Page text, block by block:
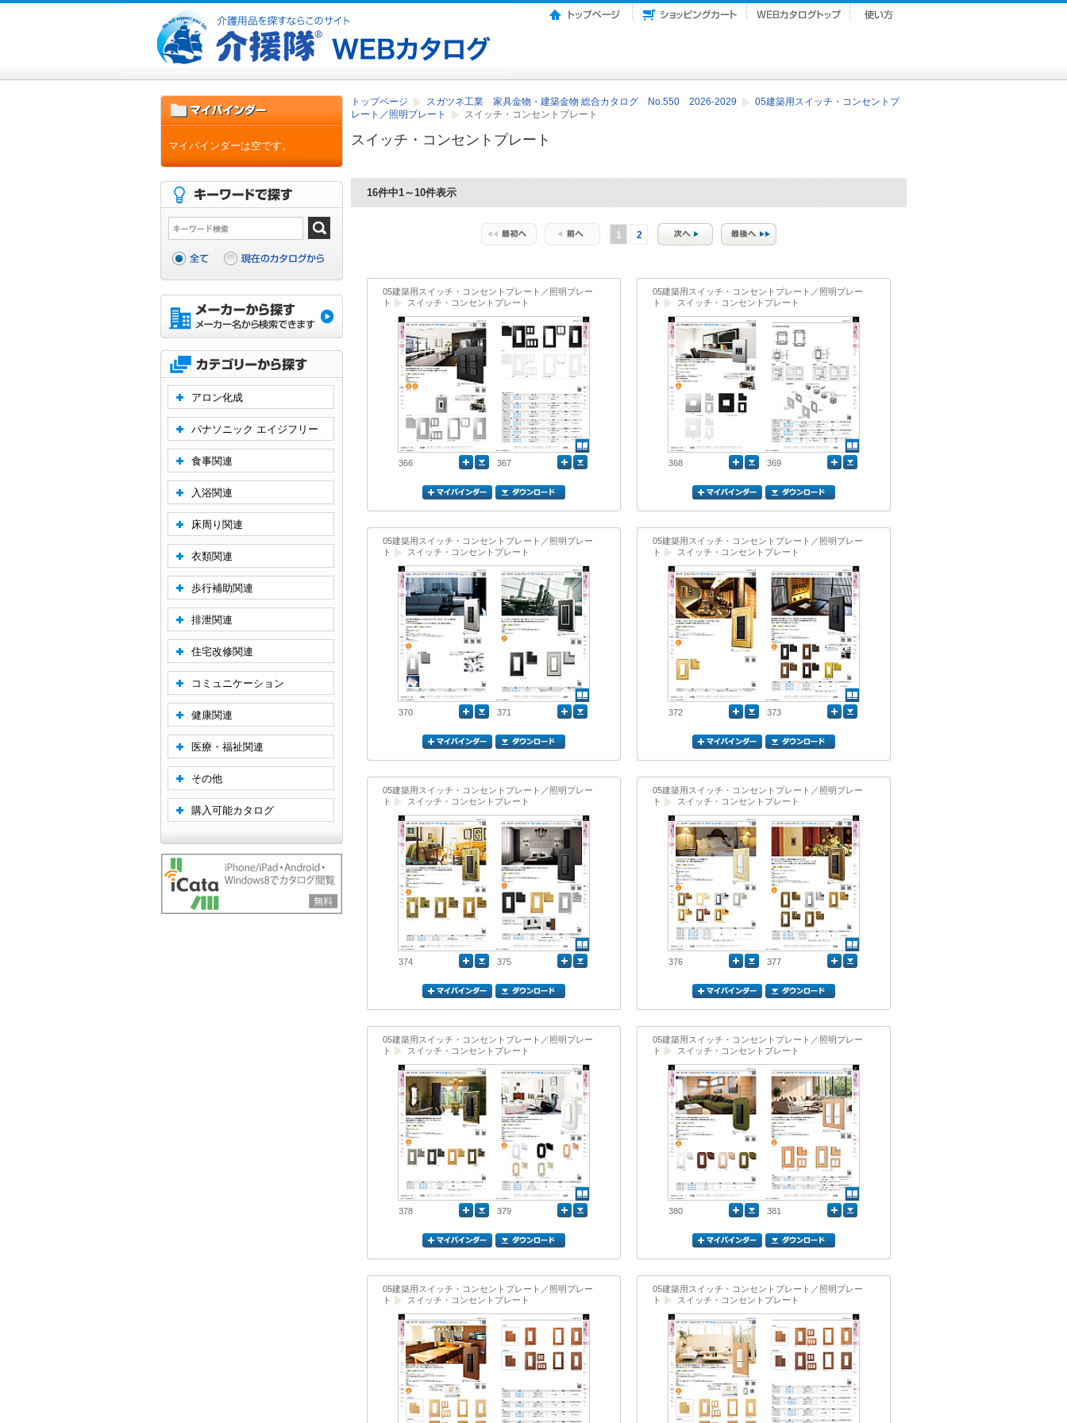
トップページ スガツネ工業 家具金物・建築金物 総合カタログ No.550 2026-2029
05建築用スイッチ・コンセントプ
レート／照明プレート
スイッチ・コンセントプレート
スイッチ・コンセントプレート
16件中1～10件表示
1 2
05建築用スイッチ・コンセントプレート／照明プレー
ト
スイッチ・コンセントプレート
366 367
05建築用スイッチ・コンセントプレート／照明プレー
ト
スイッチ・コンセントプレート
368 369
05建築用スイッチ・コンセントプレート／照明プレー
ト
スイッチ・コンセントプレート
370 371
05建築用スイッチ・コンセントプレート／照明プレー
ト
スイッチ・コンセントプレート
372 373
05建築用スイッチ・コンセントプレート／照明プレー
ト
スイッチ・コンセントプレート
374 375
05建築用スイッチ・コンセントプレート／照明プレー
ト
スイッチ・コンセントプレート
376 377
05建築用スイッチ・コンセントプレート／照明プレー
ト
スイッチ・コンセントプレート
378 379
05建築用スイッチ・コンセントプレート／照明プレー
ト
スイッチ・コンセントプレート
380 381
05建築用スイッチ・コンセントプレート／照明プレー
ト
スイッチ・コンセントプレート
05建築用スイッチ・コンセントプレート／照明プレー
ト
スイッチ・コンセントプレート
マイバインダーは空です。
アロン化成
パナソニック エイジフリー
食事関連
入浴関連
床周り関連
衣類関連
歩行補助関連
排泄関連
住宅改修関連
コミュニケーション
健康関連
医療・福祉関連
その他
購入可能カタログ